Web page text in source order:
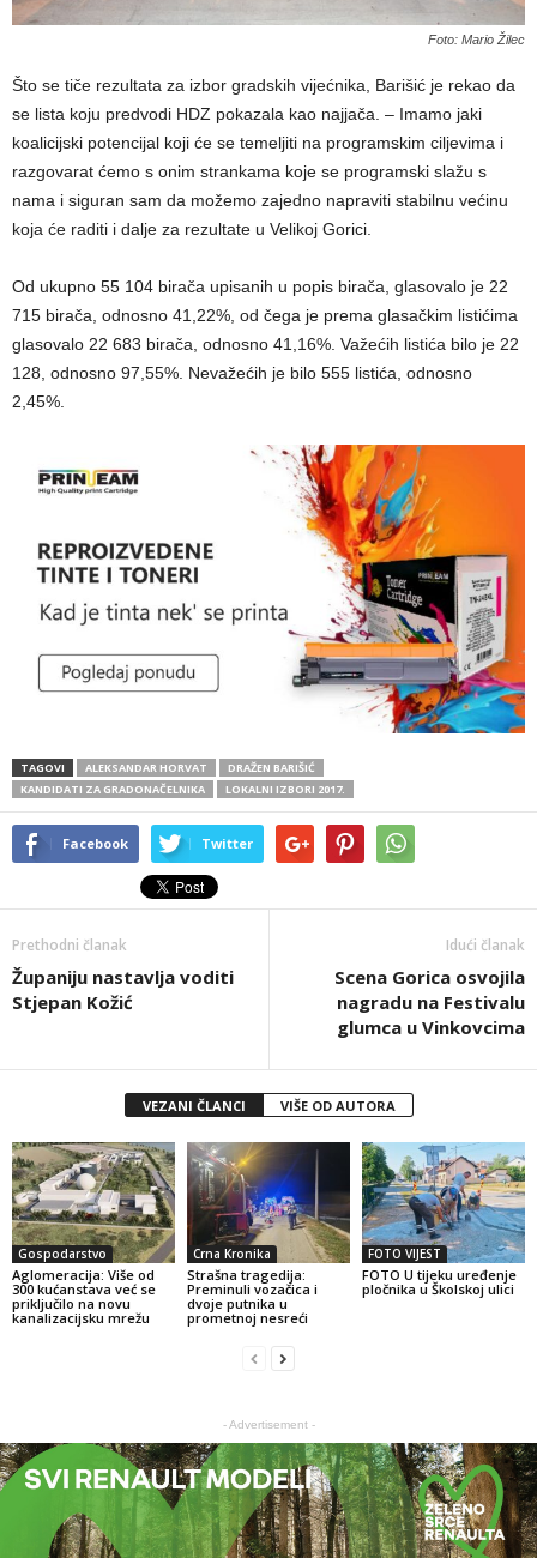
Foto: Mario Žilec
Što se tiče rezultata za izbor gradskih vijećnika, Barišić je rekao da
se lista koju predvodi HDZ pokazala kao najjača. – Imamo jaki
koalicijski potencijal koji će se temeljiti na programskim ciljevima i
razgovarat ćemo s onim strankama koje se programski slažu s
nama i siguran sam da možemo zajedno napraviti stabilnu većinu
koja će raditi i dalje za rezultate u Velikoj Gorici.
Od ukupno 55 104 birača upisanih u popis birača, glasovalo je 22
715 birača, odnosno 41,22%, od čega je prema glasačkim listićima
glasovalo 22 683 birača, odnosno 41,16%. Važećih listića bilo je 22
128, odnosno 97,55%. Nevažećih je bilo 555 listića, odnosno
2,45%.
TAGOVI ALEKSANDAR HORVAT
DRAŽEN BARIŠIĆ
KANDIDATI ZA GRADONAČELNIKA
LOKALNI IZBORI 2017.
Facebook Twitter
Prethodni članak
Županiju nastavlja voditi
Stjepan Kožić
Idući članak
Scena Gorica osvojila
nagradu na Festivalu
glumca u Vinkovcima
VEZANI ČLANCI VIŠE OD AUTORA
Gospodarstvo
Aglomeracija: Više od
300 kućanstava već se
priključilo na novu
kanalizacijsku mrežu
Crna Kronika
Strašna tragedija:
Preminuli vozačica i
dvoje putnika u
prometnoj nesreći
FOTO VIJEST
FOTO U tijeku uređenje
pločnika u Školskoj ulici
- Advertisement -